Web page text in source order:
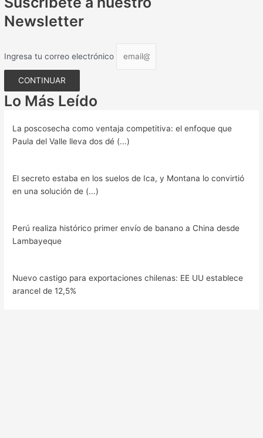
Newsletter
Ingresa tu correo electrónico
CONTINUAR
Lo Más Leído
La poscosecha como ventaja competitiva: el enfoque que
Paula del Valle lleva dos dé (...)
El secreto estaba en los suelos de Ica, y Montana lo convirtió
en una solución de (...)
Perú realiza histórico primer envío de banano a China desde
Lambayeque
Nuevo castigo para exportaciones chilenas: EE UU establece
arancel de 12,5%